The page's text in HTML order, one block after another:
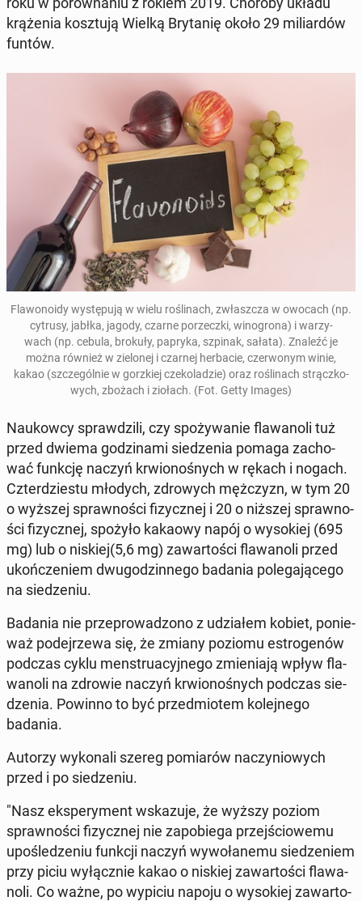
krą­że­nia kosz­tu­ją Wielką Bry­ta­nię około 29 mi­liar­dów
funtów.
Fla­wo­no­idy wy­stę­pu­ją w wielu ro­śli­nach, zwłasz­cza w owocach (np.
cytrusy, jabłka, jagody, czarne po­rzecz­ki, wi­no­gro­na) i wa­rzy­
wach (np. cebula, brokuły, papryka, szpinak, sałata). Znaleźć je
można również w zie­lo­nej i czarnej her­ba­cie, czer­wo­nym winie,
kakao (szcze­gól­nie w gorz­kiej cze­ko­la­dzie) oraz ro­śli­nach strącz­ko­
wych, zbożach i ziołach. (Fot. Getty Images)
Na­ukow­cy spraw­dzi­li, czy spo­ży­wa­nie fla­wa­no­li tuż
przed dwiema go­dzi­na­mi sie­dze­nia pomaga za­cho­
wać funkcję naczyń krwio­no­śnych w rękach i nogach.
Czter­dzie­stu młodych, zdro­wych męż­czyzn, w tym 20
o wyższej spraw­no­ści fi­zycz­nej i 20 o niższej spraw­no­
ści fi­zycz­nej, spożyło kakaowy napój o wy­so­kiej (695
mg) lub o niskiej(5,6 mg) za­war­to­ści fla­wa­no­li przed
ukoń­cze­niem dwu­go­dzin­ne­go badania po­le­ga­ją­ce­go
na sie­dze­niu.
Badania nie prze­pro­wa­dzo­no z udzia­łem kobiet, po­nie­
waż po­dej­rze­wa się, że zmiany poziomu es­tro­ge­nów
podczas cyklu men­stru­acyj­ne­go zmie­nia­ją wpływ fla­
wa­no­li na zdrowie naczyń krwio­no­śnych podczas sie­
dze­nia. Powinno to być przed­mio­tem ko­lej­ne­go
badania.
Autorzy wy­ko­na­li szereg po­mia­rów na­czy­nio­wych
przed i po sie­dze­niu.
"Nasz eks­pe­ry­ment wska­zu­je, że wyższy poziom
spraw­no­ści fi­zycz­nej nie za­po­bie­ga przej­ścio­we­mu
upo­śle­dze­niu funkcji naczyń wy­wo­ła­ne­mu sie­dze­niem
przy piciu wy­łącz­nie kakao o niskiej za­war­to­ści fla­wa­
no­li. Co ważne, po wypiciu napoju o wy­so­kiej za­war­to­